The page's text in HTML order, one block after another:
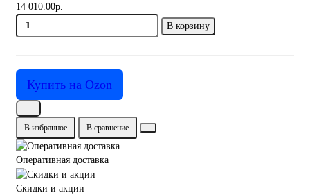
14 010.00р.
В корзину
Купить на Ozon
В избранное В сравнение
Оперативная доставка
Скидки и акции